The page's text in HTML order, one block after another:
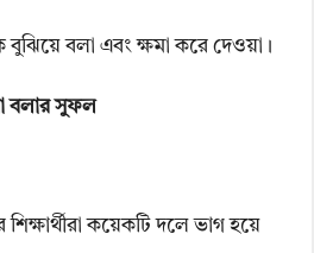
বলা এবং ক্ষমা করে দেওয়া।
বলার সুফল
কয়েকটি দলে ভাগ হয়ে